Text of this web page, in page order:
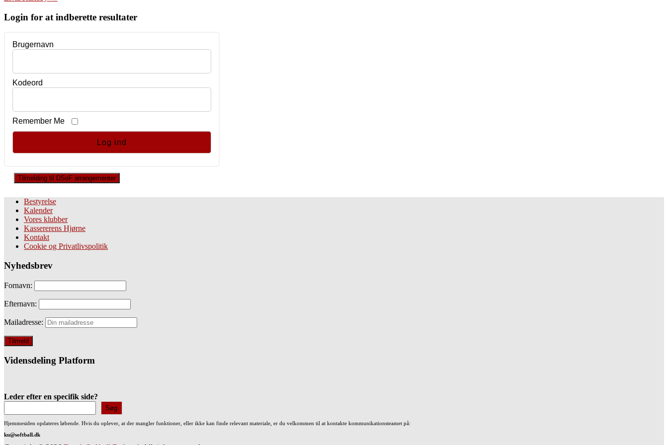
Login for at indberette resultater
Brugernavn
Kodeord
Remember Me
Tilmelding til DSoF arrangementer
Bestyrelse
Kalender
Vores klubber
Kassererens Hjørne
Kontakt
Cookie og Privatlivspolitik
Nyhedsbrev
Fornavn:
Efternavn:
Mailadresse:
Vidensdeling Platform
Leder efter en specifik side?
Søg
Hjemmesiden opdateres løbende. Hvis du oplever, at der mangler funktioner, eller ikke kan finde relevant materiale, er du velkommen til at kontakte kommunikationsteamet på:
ku@softball.dk